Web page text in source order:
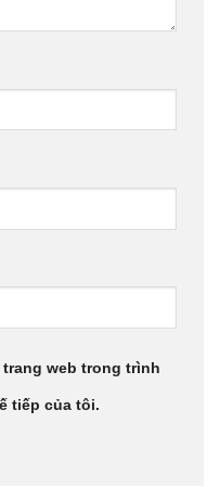
web trong trình
tiếp của tôi.